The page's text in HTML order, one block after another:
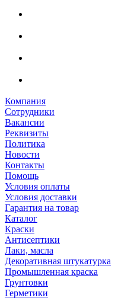
Компания
Сотрудники
Вакансии
Реквизиты
Политика
Новости
Контакты
Помощь
Условия оплаты
Условия доставки
Гарантия на товар
Каталог
Краски
Антисептики
Лаки, масла
Декоративная штукатурка
Промышленная краска
Грунтовки
Герметики